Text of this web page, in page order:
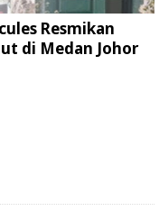
Resmikan
di Medan Johor